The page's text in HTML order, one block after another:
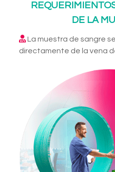
DE LA
La muestra de sangre
directamente de la vena